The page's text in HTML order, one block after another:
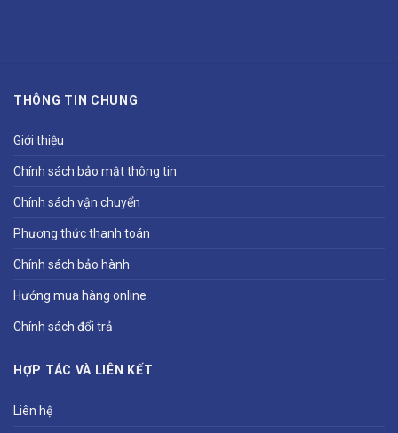
THÔNG TIN CHUNG
Giới thiệu
Chính sách bảo mật thông tin
Chính sách vận chuyển
Phương thức thanh toán
Chính sách bảo hành
Hướng mua hàng online
Chính sách đổi trả
HỢP TÁC VÀ LIÊN KẾT
Liên hệ